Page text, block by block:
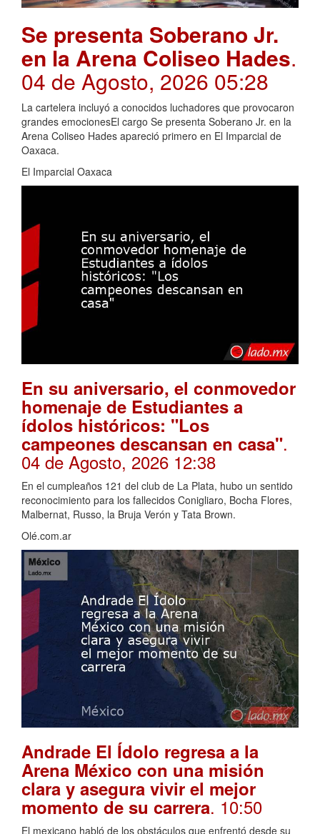
Se presenta Soberano Jr.
en la Arena Coliseo Hades.
04 de Agosto, 2026 05:28
La cartelera incluyó a conocidos luchadores que provocaron
grandes emocionesEl cargo Se presenta Soberano Jr. en la
Arena Coliseo Hades apareció primero en El Imparcial de
Oaxaca.
El Imparcial Oaxaca
En su aniversario, el conmovedor
homenaje de Estudiantes a
ídolos históricos: "Los
campeones descansan en casa".
04 de Agosto, 2026 12:38
En el cumpleaños 121 del club de La Plata, hubo un sentido
reconocimiento para los fallecidos Conigliaro, Bocha Flores,
Malbernat, Russo, la Bruja Verón y Tata Brown.
Olé.com.ar
Andrade El Ídolo regresa a la
Arena México con una misión
clara y asegura vivir el mejor
momento de su carrera. 10:50
El mexicano habló de los obstáculos que enfrentó desde su